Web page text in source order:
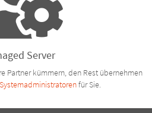
Server
Partner kümmern, den Rest übernehmen
für Sie.